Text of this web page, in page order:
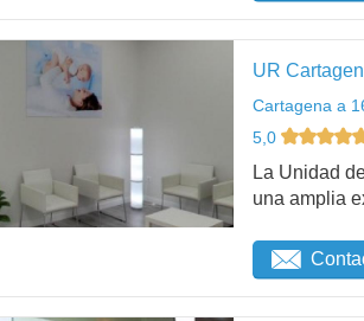
UR
Cartagena a
5,0
La Unidad
una amplia